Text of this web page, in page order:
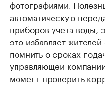
фотографиями.
автоматическую
приборов учета воды,
это избавляет
помнить о сроках
управляющей
момент проверить